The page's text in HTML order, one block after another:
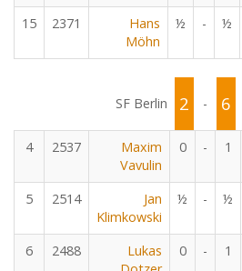
15 2371
Hans
Möhn
½ - ½
SF Berlin 2 - 6
4
2537
Maxim
Vavulin
0 - 1
5 2514
Jan
Klimkowski
½ - ½
6 2488
Lukas
0 - 1